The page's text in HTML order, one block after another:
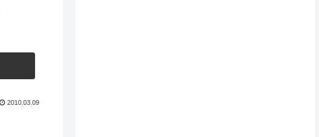
2010.03.09